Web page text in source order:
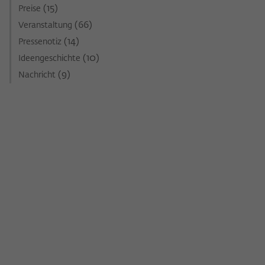
Preise (15)
Veranstaltung (66)
Pressenotiz (14)
Ideengeschichte (10)
Nachricht (9)